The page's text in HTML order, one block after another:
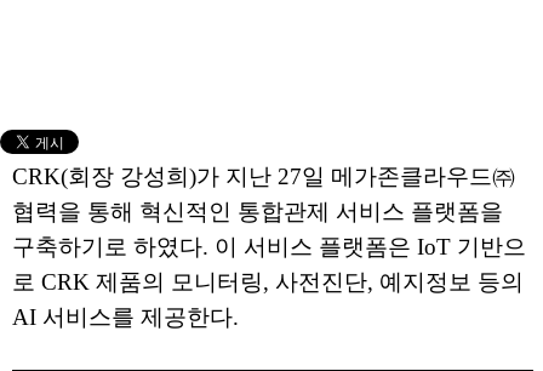
CRK(회장 강성희)가 지난 27일 메가존클라우드㈜
협력을 통해 혁신적인 통합관제 서비스 플랫폼을
구축하기로 하였다. 이 서비스 플랫폼은 IoT 기반으
로 CRK 제품의 모니터링, 사전진단, 예지정보 등의
AI 서비스를 제공한다.